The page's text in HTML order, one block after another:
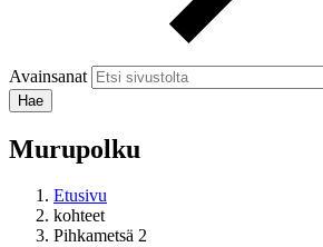
Avainsanat
Murupolku
Etusivu
kohteet
Pihkametsä 2